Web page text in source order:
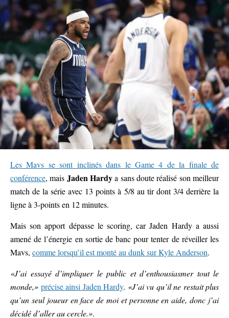
Les Mavs se sont inclinés dans le Game 4 de la finale de
conférence, mais Jaden Hardya sans doute réalisé son meilleur
match de la série avec 13 points à 5/8 au tir dont 3/4 derrière la
ligne à 3-points en 12 minutes.
Mais son apport dépasse le scoring, car Jaden Hardy a aussi
amené de l’énergie en sortie de banc pour tenter de réveiller les
Mavs, comme lorsqu’il est monté au dunk sur Kyle Anderson.
«J’ai essayé d’impliquer le public et d’enthousiasmer tout le
monde,» précise ainsi Jaden Hardy. «J’ai vu qu’il ne restait plus
qu’un seul joueur en face de moi et personne en aide, donc j’ai
décidé d’aller au cercle.».